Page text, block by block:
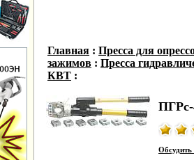
Главная : Пресса для
зажимов : Пресса
КВТ :
ПГРс-
Обсудить